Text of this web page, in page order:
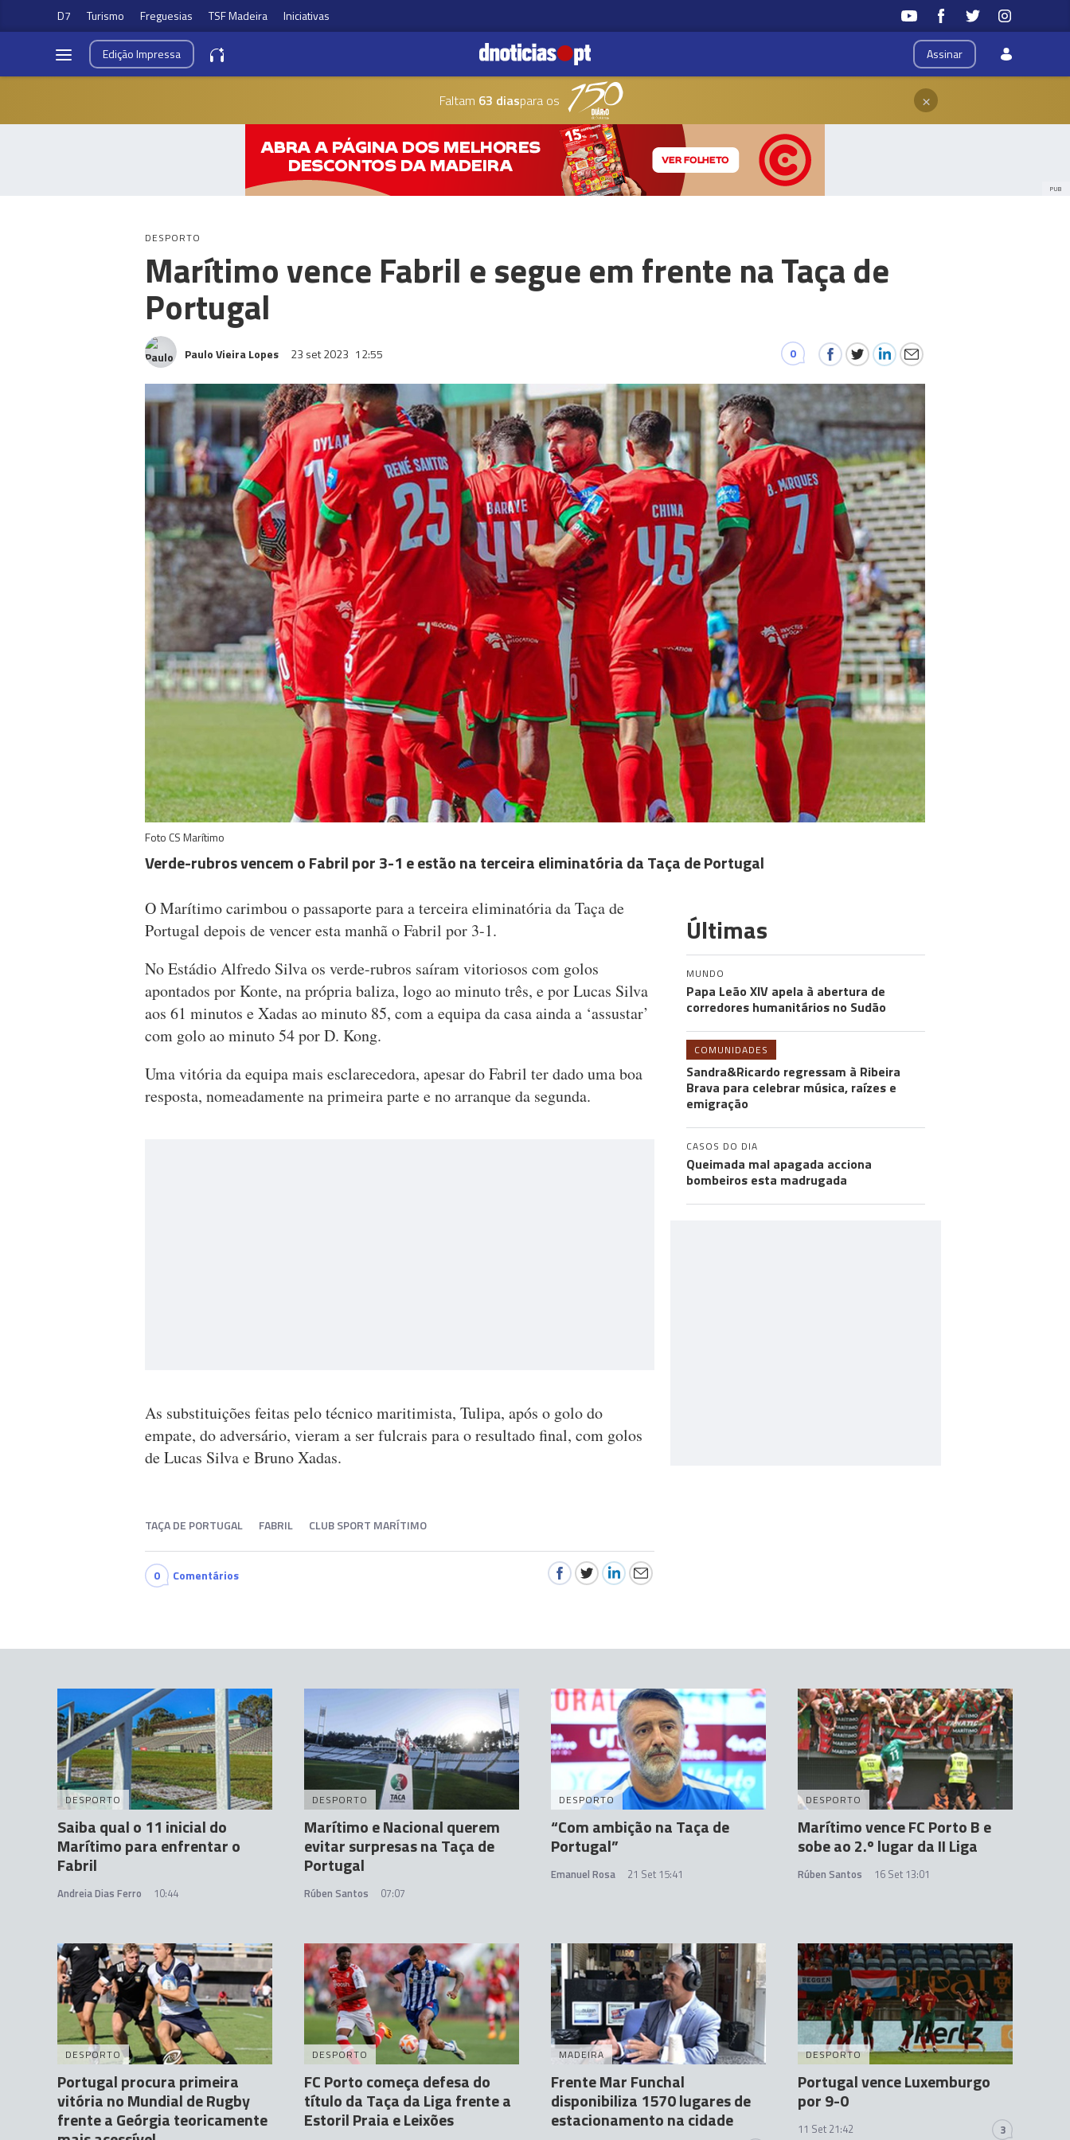
D7 Turismo Freguesias TSF Madeira Iniciativas
Assinar
EdiçãoImpressa
Faltam 63 diaspara os ×
PUB
DESPORTO
Marítimo vence Fabril e segue em frente na Taça de
Portugal
Paulo Vieira Lopes 23 set 2023 12:55 0
Foto CS Marítimo
Verde-rubros vencem o Fabril por 3-1 e estão na terceira eliminatória da Taça de Portugal
O Marítimo carimbou o passaporte para a terceira eliminatória da Taça de
Portugal depois de vencer esta manhã o Fabril por 3-1.
No Estádio Alfredo Silva os verde-rubros saíram vitoriosos com golos
apontados por Konte, na própria baliza, logo ao minuto três, e por Lucas Silva
aos 61 minutos e Xadas ao minuto 85, com a equipa da casa ainda a ‘assustar’
com golo ao minuto 54 por D. Kong.
Uma vitória da equipa mais esclarecedora, apesar do Fabril ter dado uma boa
resposta, nomeadamente na primeira parte e no arranque da segunda.
As substituições feitas pelo técnico maritimista, Tulipa, após o golo do
empate, do adversário, vieram a ser fulcrais para o resultado final, com golos
de Lucas Silva e Bruno Xadas.
TAÇA DE PORTUGAL FABRIL CLUB SPORT MARÍTIMO
0 Comentários
Últimas
MUNDO
Papa Leão XIV apela à abertura de
corredores humanitários no Sudão
COMUNIDADES
Sandra&Ricardo regressam à Ribeira
Brava para celebrar música, raízes e
emigração
CASOS DO DIA
Queimada mal apagada acciona
bombeiros esta madrugada
DESPORTO
Saiba qual o 11 inicial do
Marítimo para enfrentar o
Fabril
Andreia Dias Ferro 10:44
DESPORTO
Marítimo e Nacional querem
evitar surpresas na Taça de
Portugal
Rúben Santos 07:07
DESPORTO
“Com ambição na Taça de
Portugal”
Emanuel Rosa 21 Set 15:41
DESPORTO
Marítimo vence FC Porto B e
sobe ao 2.º lugar da II Liga
Rúben Santos 16 Set 13:01
DESPORTO
Portugal procura primeira
vitória no Mundial de Rugby
frente a Geórgia teoricamente
DESPORTO
FC Porto começa defesa do
título da Taça da Liga frente a
Estoril Praia e Leixões
MADEIRA
Frente Mar Funchal
disponibiliza 1570 lugares de
estacionamento na cidade
DESPORTO
Portugal vence Luxemburgo
por 9-0
11 Set 21:42 3